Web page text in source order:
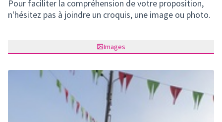
Pour faciliter la compréhension de votre proposition,
n'hésitez pas à joindre un croquis, une image ou photo.
Images